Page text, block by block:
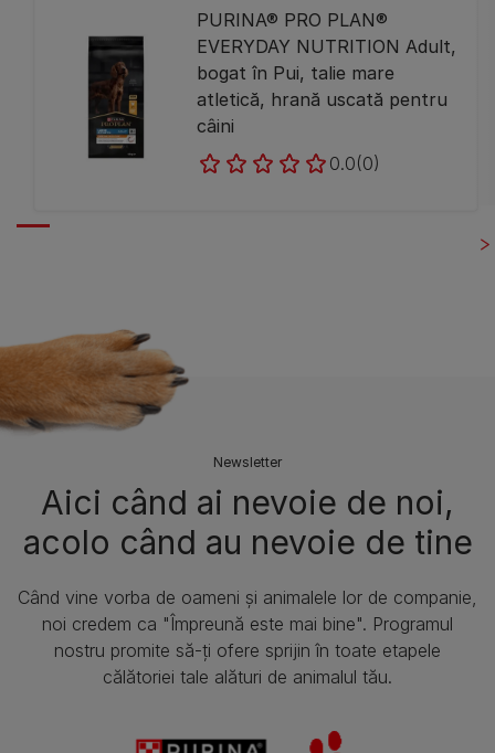
PURINA® PRO PLAN®
EVERYDAY NUTRITION Adult,
bogat în Pui, talie mare
atletică, hrană uscată pentru
câini
0.0(0)
Newsletter
Aici când ai nevoie de noi,
acolo când au nevoie de tine
Când vine vorba de oameni și animalele lor de companie,
noi credem ca "Împreună este mai bine". Programul
nostru promite să-ți ofere sprijin în toate etapele
călătoriei tale alături de animalul tău.